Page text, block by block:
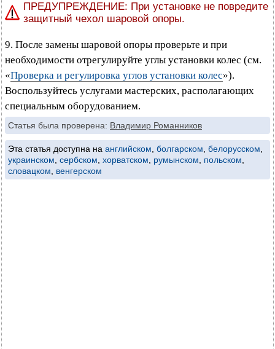
ПРЕДУПРЕЖДЕНИЕ: При установке не повредите
защитный чехол шаровой опоры.
9. После замены шаровой опоры проверьте и при
необходимости отрегулируйте углы установки колес (см.
«Проверка и регулировка углов установки колес»).
Воспользуйтесь услугами мастерских, располагающих
специальным оборудованием.
Статья была проверена: Владимир Романников
Эта статья доступна на английском болгарском белорусском
украинском сербском хорватском румынском польском
словацком
венгерском